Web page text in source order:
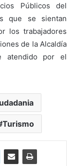
Públicos del
que se sientan
los trabajadores
de la Alcaldía
atendido por el
Turismo